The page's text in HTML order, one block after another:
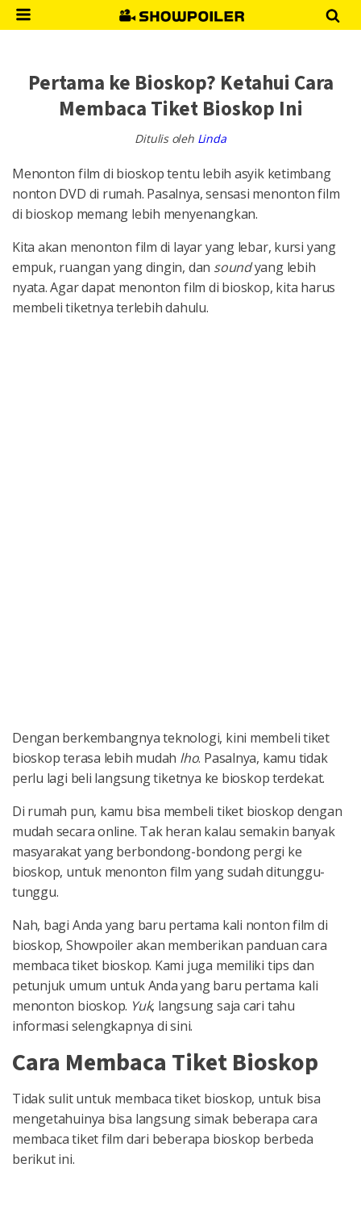
Pertama ke Bioskop? Ketahui Cara
Membaca Tiket Bioskop Ini
Ditulis oleh Linda
Menonton film di bioskop tentu lebih asyik ketimbang
nonton DVD di rumah. Pasalnya, sensasi menonton film
di bioskop memang lebih menyenangkan.
Kita akan menonton film di layar yang lebar, kursi yang
empuk, ruangan yang dingin, dan soundyang lebih
nyata. Agar dapat menonton film di bioskop, kita harus
membeli tiketnya terlebih dahulu.
Dengan berkembangnya teknologi, kini membeli tiket
bioskop terasa lebih mudah lho. Pasalnya, kamu tidak
perlu lagi beli langsung tiketnya ke bioskop terdekat.
Di rumah pun, kamu bisa membeli tiket bioskop dengan
mudah secara online. Tak heran kalau semakin banyak
masyarakat yang berbondong-bondong pergi ke
bioskop, untuk menonton film yang sudah ditunggu-
tunggu.
Nah, bagi Anda yang baru pertama kali nonton film di
bioskop, Showpoiler akan memberikan panduan cara
membaca tiket bioskop. Kami juga memiliki tips dan
petunjuk umum untuk Anda yang baru pertama kali
menonton bioskop. Yuk, langsung saja cari tahu
informasi selengkapnya di sini.
Cara Membaca Tiket Bioskop
Tidak sulit untuk membaca tiket bioskop, untuk bisa
mengetahuinya bisa langsung simak beberapa cara
membaca tiket film dari beberapa bioskop berbeda
berikut ini.